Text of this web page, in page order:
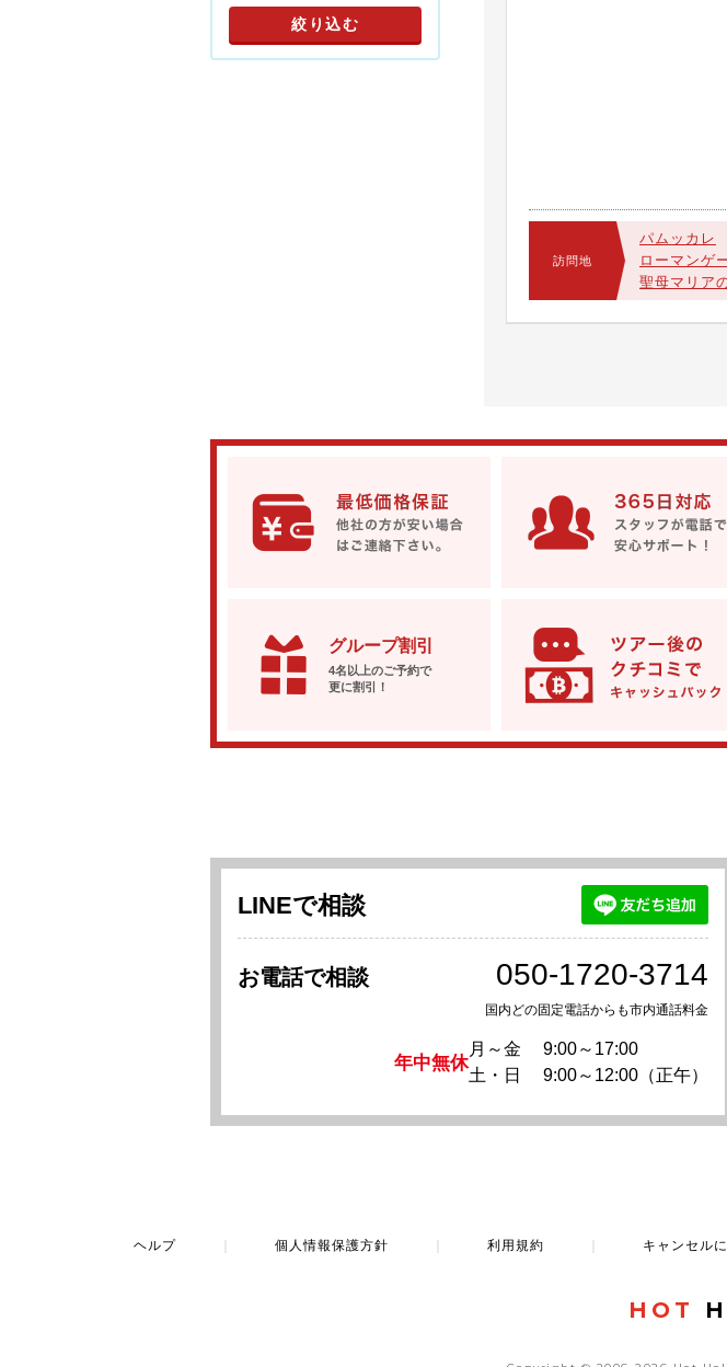
訪問地
パムッカレ
ローマンゲ
聖母マリア
グループ割引
4名以上のご予約で
更に割引！
LINEで相談
お電話で相談 050-1720-3714
国内どの固定電話からも市内通話料金
年中無休
月～金
9:00～17:00
土・日
9:00～12:00（正午）
ヘルプ 個人情報保護方針 利用規約 キャンセル
HOT